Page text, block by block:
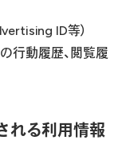
ID等）
行動履歴、閲覧履
れる利用情報